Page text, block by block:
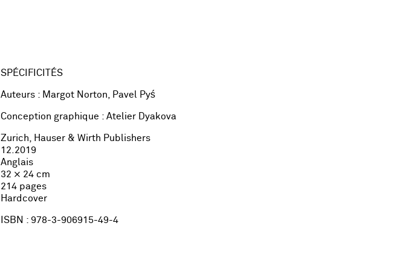
SPÉCIFICITÉS
Auteurs : Margot Norton, Pavel Pyś
Conception graphique : Atelier Dyakova
Zurich, Hauser & Wirth Publishers
12.2019
Anglais
32 × 24 cm
214 pages
Hardcover
ISBN : 978-3-906915-49-4